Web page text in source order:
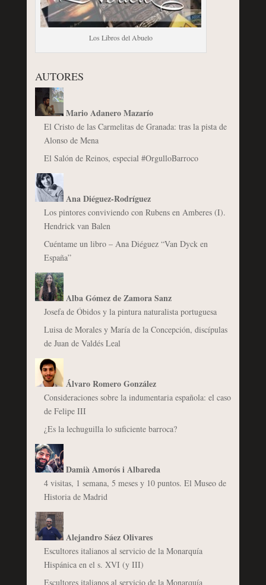
Los Libros del Abuelo
AUTORES
Mario Adanero Mazarío
El Cristo de las Carmelitas de Granada: tras la pista de
Alonso de Mena
El Salón de Reinos, especial #OrgulloBarroco
Ana Diéguez-Rodríguez
Los pintores conviviendo con Rubens en Amberes (I).
Hendrick van Balen
Cuéntame un libro – Ana Diéguez “Van Dyck en
España”
Alba Gómez de Zamora Sanz
Josefa de Óbidos y la pintura naturalista portuguesa
Luisa de Morales y María de la Concepción, discípulas
de Juan de Valdés Leal
Álvaro Romero González
Consideraciones sobre la indumentaria española: el caso
de Felipe III
¿Es la lechuguilla lo suficiente barroca?
Damià Amorós i Albareda
4 visitas, 1 semana, 5 meses y 10 puntos. El Museo de
Historia de Madrid
Alejandro Sáez Olivares
Escultores italianos al servicio de la Monarquía
Hispánica en el s. XVI (y III)
Escultores italianos al servicio de la Monarquía